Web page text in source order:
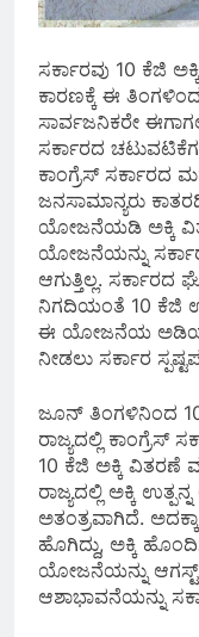
ಸರ್ಕಾರವು 10 ಕೆಜಿ
ಕಾರಣಕ್ಕೆ ಈ
ಸಾರ್ವಜನಿಕರೇ
ಸರ್ಕಾರದ
ಕಾಂಗ್ರೆಸ್‌ ಸರ್ಕಾರದ
ಜನಸಾಮಾನ್ಯರು
ಯೋಜನೆಯಡಿ ಅಕ್ಕಿ
ಯೋಜನೆಯನ್ನು
ಆಗುತ್ತಿಲ್ಲ. ಸರ್ಕಾರದ
ನಿಗದಿಯಂತೆ 10 ಕೆಜಿ
ಈ ಯೋಜನೆಯ ಅಡಿಯಲ್ಲಿ
ನೀಡಲು ಸರ್ಕಾರ
ಜೂನ್ ತಿಂಗಳಿನಿಂದ
ರಾಜ್ಯದಲ್ಲಿ ಕಾಂಗ್ರೆಸ್
10 ಕೆಜಿ ಅಕ್ಕಿ ವಿತರಣೆ
ರಾಜ್ಯದಲ್ಲಿ ಅಕ್ಕಿ
ಅತಂತ್ರವಾಗಿದೆ.
ಹೊಗಿದ್ದು, ಅಕ್ಕಿ
ಯೋಜನೆಯನ್ನು ಆಗಸ್ಟ್
ಆಶಾಭಾವನೆಯನ್ನು